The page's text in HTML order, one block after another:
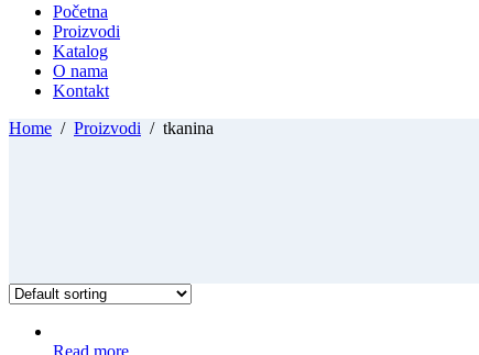
Početna
Proizvodi
Katalog
O nama
Kontakt
Home / Proizvodi / tkanina
Read more